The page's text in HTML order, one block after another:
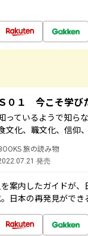
Ｓ０１ 今こそ学び
っているようで知ら
文化、職文化、信仰
旅の読み物
発売
案内したガイドが
日本の再発見ができ